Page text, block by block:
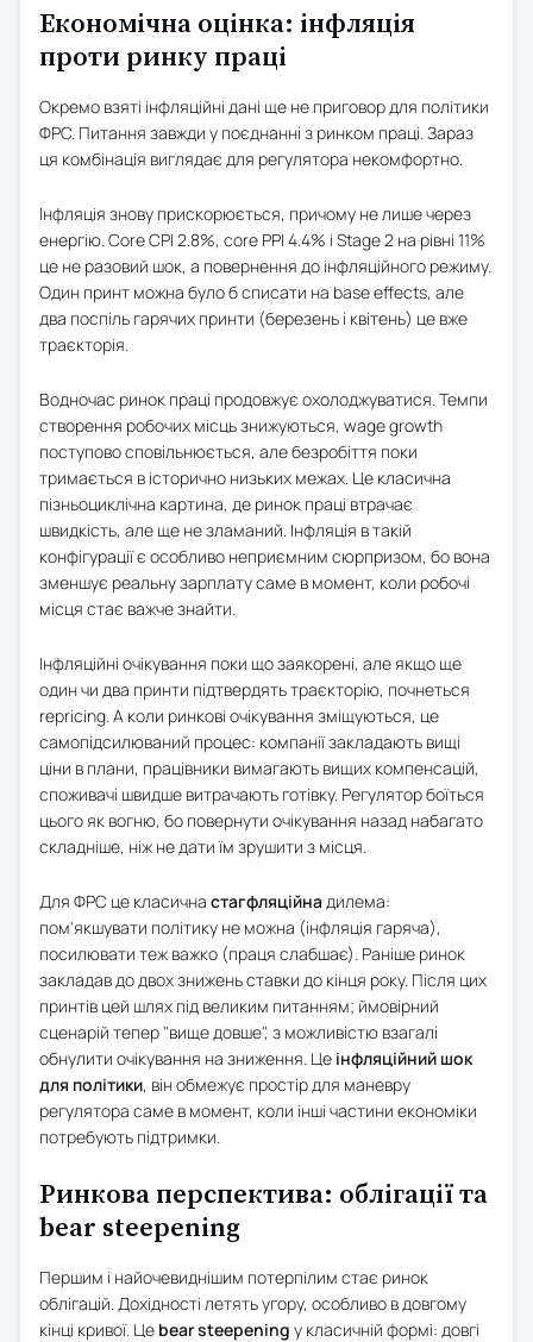
Економічна оцінка: інфляція
проти ринку праці
Окремо взяті інфляційні дані ще не приговор для політики
ФРС. Питання завжди у поєднанні з ринком праці. Зараз
ця комбінація виглядає для регулятора некомфортно.
Інфляція знову прискорюється, причому не лише через
енергію. Core CPI 2.8%, core PPI 4.4% і Stage 2 на рівні 11%
це не разовий шок, а повернення до інфляційного режиму.
Один принт можна було б списати на base effects, але
два поспіль гарячих принти (березень і квітень) це вже
траєкторія.
Водночас ринок праці продовжує охолоджуватися. Темпи
створення робочих місць знижуються, wage growth
поступово сповільнюється, але безробіття поки
тримається в історично низьких межах. Це класична
пізньоциклічна картина, де ринок праці втрачає
швидкість, але ще не зламаний. Інфляція в такій
конфігурації є особливо неприємним сюрпризом, бо вона
зменшує реальну зарплату саме в момент, коли робочі
місця стає важче знайти.
Інфляційні очікування поки що заякорені, але якщо ще
один чи два принти підтвердять траєкторію, почнеться
repricing. А коли ринкові очікування зміщуються, це
самопідсилюваний процес: компанії закладають вищі
ціни в плани, працівники вимагають вищих компенсацій,
споживачі швидше витрачають готівку. Регулятор боїться
цього як вогню, бо повернути очікування назад набагато
складніше, ніж не дати їм зрушити з місця.
Для ФРС це класична стагфляційнадилема:
пом'якшувати політику не можна (інфляція гаряча),
посилювати теж важко (праця слабшає). Раніше ринок
закладав до двох знижень ставки до кінця року. Після цих
принтів цей шлях під великим питанням; ймовірний
сценарій тепер "вище довше", з можливістю взагалі
обнулити очікування на зниження. Це інфляційний шок
для політики, він обмежує простір для маневру
регулятора саме в момент, коли інші частини економіки
потребують підтримки.
Ринкова перспектива: облігації та
bear steepening
Першим і найочевиднішим потерпілим стає ринок
облігацій. Дохідності летять угору, особливо в довгому
кінці кривої. Це bear steepening у класичній формі: довгі